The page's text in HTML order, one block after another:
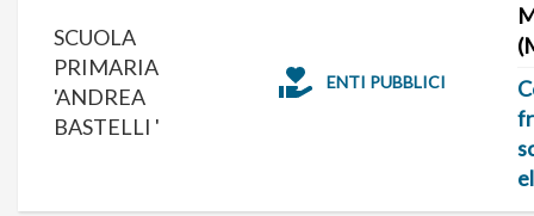
SCUOLA
PRIMARIA
'ANDREA
BASTELLI '
ENTI PUBBLICI